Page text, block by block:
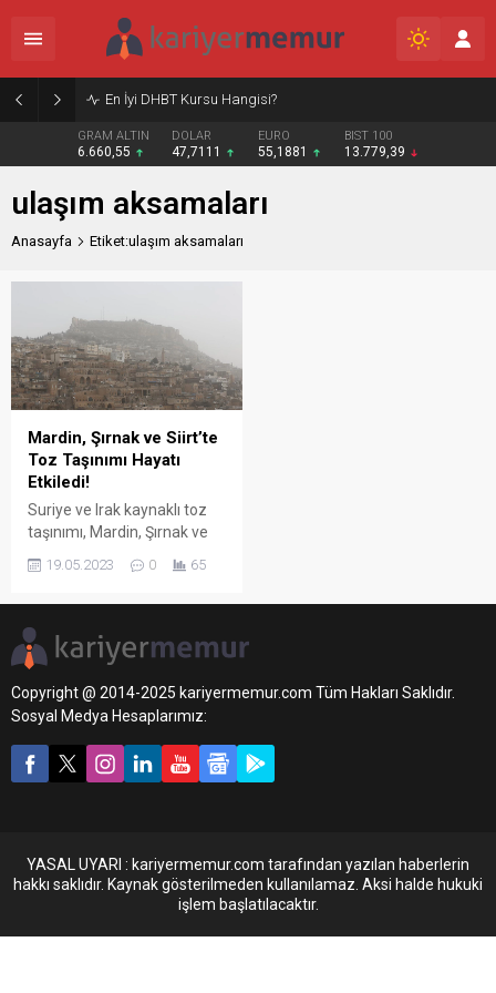
En İyi DHBT Kursu Hangisi?
GRAM ALTIN
6.660,55
DOLAR
47,7111
EURO
55,1881
BIST 100
13.779,39
ulaşım aksamaları
Anasayfa Etiket:ulaşım aksamaları
Mardin, Şırnak ve Siirt’te
Toz Taşınımı Hayatı
Etkiledi!
Suriye ve Irak kaynaklı toz
taşınımı, Mardin, Şırnak ve
mesafesinde düşmeye,
neden oldu.
19.05.2023 0 65
Copyright @ 2014-2025 kariyermemur.com Tüm Hakları Saklıdır.
Sosyal Medya Hesaplarımız:
YASAL UYARI : kariyermemur.com tarafından yazılan haberlerin
hakkı saklıdır. Kaynak gösterilmeden kullanılamaz. Aksi halde hukuki
işlem başlatılacaktır.